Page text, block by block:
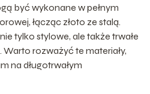
być wykonane w pełnym
łącząc złoto ze stalą.
tylko stylowe, ale także trwałe
rozważyć te materiały,
na długotrwałym